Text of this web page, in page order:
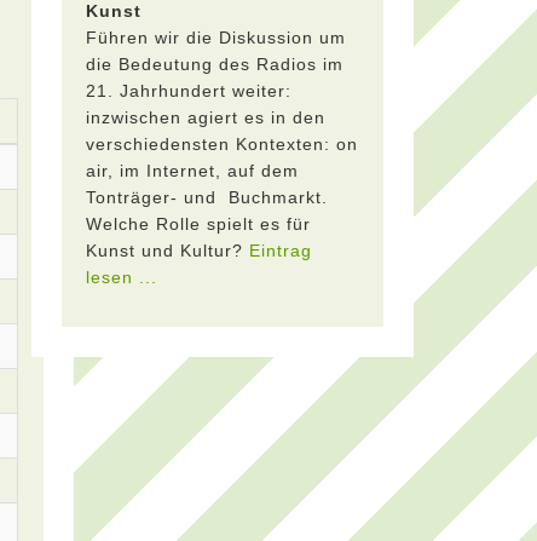
Kunst
Führen wir die Diskussion um
die Bedeutung des Radios im
21. Jahrhundert weiter:
inzwischen agiert es in den
verschiedensten Kontexten: on
air, im Internet, auf dem
Tonträger- und Buchmarkt.
Welche Rolle spielt es für
Kunst und Kultur? Eintrag
lesen ...